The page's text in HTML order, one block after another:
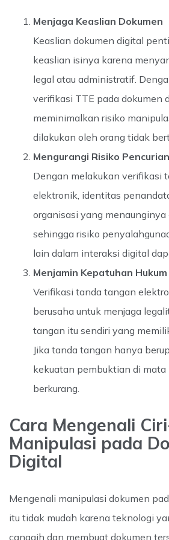
Menjaga Keaslian Dokumen
Keaslian dokumen digital
keaslian isinya karena
legal atau administratif.
verifikasi TTE pada dokumen
meminimalkan risiko
dilakukan oleh orang tidak
Mengurangi Risiko
Dengan melakukan verifikasi
elektronik, identitas
organisasi yang
sehingga risiko
lain dalam interaksi digital
Menjamin Kepatuhan Hukum
Verifikasi tanda tangan
berusaha untuk menjaga
tangan itu sendiri yang
Jika tanda tangan hanya
kekuatan pembuktian di mata
berkurang.
Cara Mengenali
Manipulasi pada
Digital
Mengenali manipulasi dokumen
itu tidak mudah karena teknologi
canggih dan membuat dokumen